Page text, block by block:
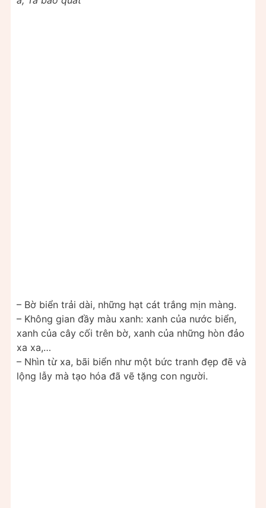
– Bờ biển trải dài, những hạt cát trắng mịn màng.
– Không gian đầy màu xanh: xanh của nước biển,
xanh của cây cối trên bờ, xanh của những hòn đảo
xa xa,…
– Nhìn từ xa, bãi biển như một bức tranh đẹp đẽ và
lộng lẫy mà tạo hóa đã vẽ tặng con người.